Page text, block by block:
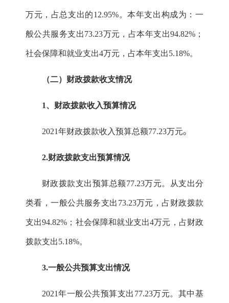
万元，占总支出的12.95%。本年支出构成为：一
般公共服务支出73.23万元，占本年支出94.82% ；
社会保障和就业支出4万元，占本年支出5.18%。
（二）财政拨款收支情况
1、财政拨款收入预算情况
2021年财政拨款收入预算总额77.23万元。
2.财政拨款支出预算情况
财政拨款支出预算总额77.23万元。从支出分
类看，一般公共服务支出 73.23万元，占财政拨款
支出94.82% ；社会保障和就业支出4万元，占财政
拨款支出5.18%。
3.一般公共预算支出情况
2021年一般公共预算支出 77.23万元。其中基